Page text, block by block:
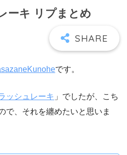
ーキ リプまとめ
です。
ッシュレーキ 」でしたが、こち
で、それを纏めたいと思いま